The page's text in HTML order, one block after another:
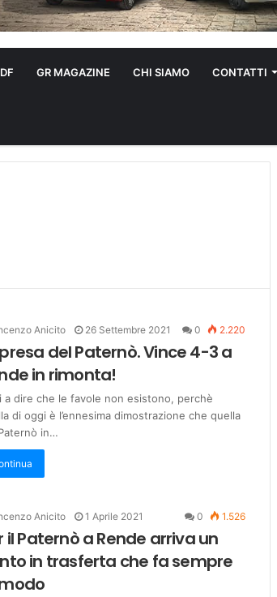
GR MAGAZINE CHI SIAMO CONTATTI
Anicito 26 Settembre 2021 0 2.220
del Paternò. Vince 4-3 a
in rimonta!
a dire che le favole non esistono, perchè
di oggi è l’ennesima dimostrazione che quella
in…
Anicito 1 Aprile 2021 0 1.526
il Paternò a Rende arriva un
in trasferta che fa sempre